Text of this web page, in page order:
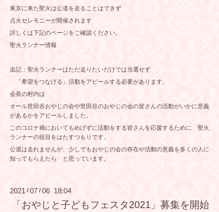
東京に来た聖火は公道を走ることはできず
点火セレモニーが開催されます
詳しくは下記のページをご確認ください。
聖火ランナー情報
追記：聖火ランナーはただ走りたいだけでは当選せず
「希望をつなげる」活動をアピールする必要があります。
会長の村内は
オール世田谷おやじの会や世田谷のおやじの会の皆さんの活動がいかに意義
があるかをアピールしました。
このコロナ禍においてもめげずに活動をする皆さんを応援するために 聖火
ランナーの役目をはたすつもりです。
公道は走れませんが、少しでもおやじの会の存在や活動の意義を多くの人に
知ってもらえたら と思っています。
2021 /07 /06 18:04
「おやじと子どもフェスタ2021」募集を開始